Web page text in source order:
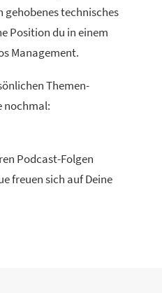
gehobenes technisches
Position du in einem
Management.
Themen-
nochmal:
Podcast-Folgen
freuen sich auf Deine